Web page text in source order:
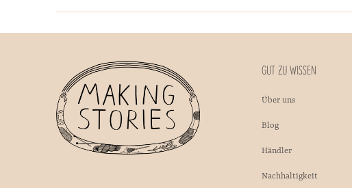
GUT ZU WISSEN
Über uns
Blog
Händler
Nachhaltigkeit